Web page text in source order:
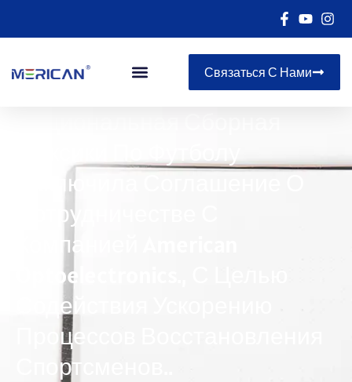
Связаться С Нами
Заключила Соглашение О
Сотрудничестве С
Компанией American
Optoelectronics., С Целью
Содействия Ускорению
Процессов Восстановления
Спортсменов..